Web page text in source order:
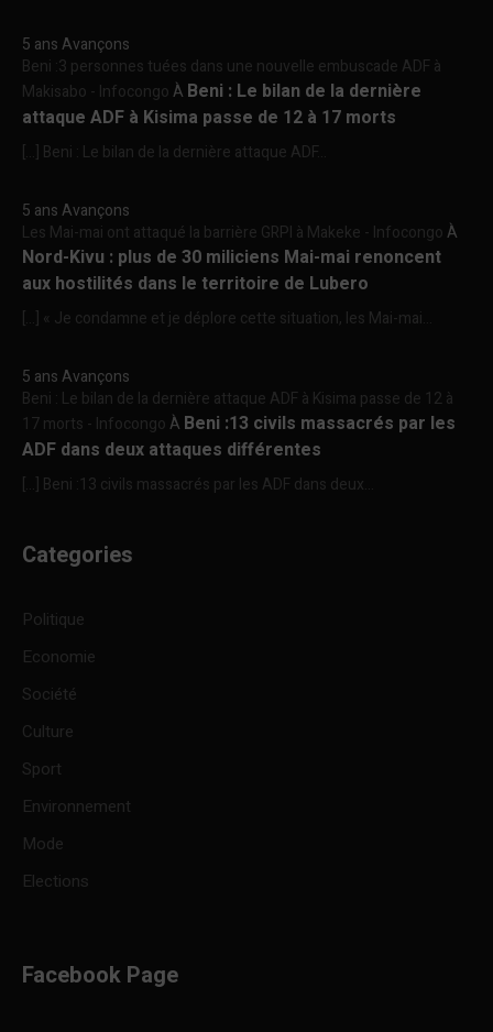
5 ans Avançons
Beni :3 personnes tuées dans une nouvelle embuscade ADF à
Makisabo - InfocongoÀ Beni : Le bilan de la dernière
attaque ADF à Kisima passe de 12 à 17 morts
[…] Beni : Le bilan de la dernière attaque ADF...
5 ans Avançons
Les Mai-mai ont attaqué la barrière GRPI à Makeke - InfocongoÀ
Nord-Kivu : plus de 30 miliciens Mai-mai renoncent
aux hostilités dans le territoire de Lubero
[…] « Je condamne et je déplore cette situation, les Mai-mai...
5 ans Avançons
Beni : Le bilan de la dernière attaque ADF à Kisima passe de 12 à
17 morts - InfocongoÀ Beni :13 civils massacrés par les
ADF dans deux attaques différentes
[…] Beni :13 civils massacrés par les ADF dans deux...
Categories
Politique
Economie
Société
Culture
Sport
Environnement
Mode
Elections
Facebook Page